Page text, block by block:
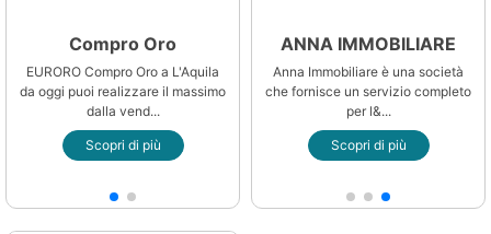
Compro Oro
EURORO Compro Oro a L'Aquila
da oggi puoi realizzare il massimo
dalla vend...
Scopri di più
Vorwerk
Da oltre 80 anni ci distinguiamo
per prodotti di qualità ed
innovazione ...
Scopri di più
ANNA IMMOBILIARE
Anna Immobiliare è una società
che fornisce un servizio completo
per l&...
Scopri di più